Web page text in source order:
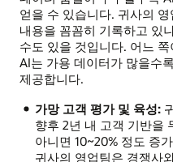
얻을 수 있습니다. 귀사의
내용을 꼼꼼히 기록하고 있
수도 있을 것입니다. 어느
AI는 가용 데이터가 많을수
제공합니다.
가망 고객 평가 및 육성:
향후 2년 내 고객 기반을
아니면 10~20% 정도 증
귀사의 영업팀은 경쟁사